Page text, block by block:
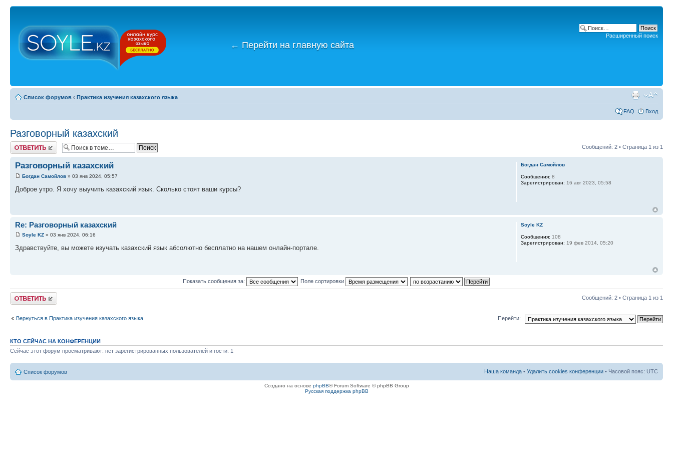
← Перейти на главную сайта
Расширенный поиск
Список форумов ‹ Практика изучения казахского языка
FAQ Вход
Разговорный казахский
Ответить Сообщений: 2 • Страница 1 из 1
Разговорный казахский
Богдан Самойлов » 03 янв 2024, 05:57
Доброе утро. Я хочу выучить казахский язык. Сколько стоят ваши курсы?
Богдан Самойлов
Сообщения: 8
Зарегистрирован: 16 авг 2023, 05:58
Re: Разговорный казахский
Soyle KZ » 03 янв 2024, 06:16
Здравствуйте, вы можете изучать казахский язык абсолютно бесплатно на нашем онлайн-портале.
Soyle KZ
Сообщения: 108
Зарегистрирован: 19 фев 2014, 05:20
Показать сообщения за: Поле сортировки
Ответить Сообщений: 2 • Страница 1 из 1
Вернуться в Практика изучения казахского языка Перейти:
КТО СЕЙЧАС НА КОНФЕРЕНЦИИ
Сейчас этот форум просматривают: нет зарегистрированных пользователей и гости: 1
Список форумов Наша команда • Удалить cookies конференции • Часовой пояс: UTC
Создано на основе phpBB® Forum Software © phpBB Group
Русская поддержка phpBB